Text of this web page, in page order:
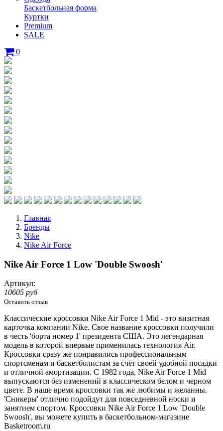
Баскетбольная форма
Куртки
Premium
SALE
0
Главная
Бренды
Nike
Nike Air Force
Nike Air Force 1 Low 'Double Swoosh'
Артикул:
10605 руб
Оставить отзыв
Классические кроссовки Nike Air Force 1 Mid - это визитная
карточка компании Nike. Свое название кроссовки получили
в честь 'борта номер 1' президента США. Это легендарная
модель в которой впервые применилась технология Air.
Кроссовки сразу же понравились профессиональным
спортсменам и баскетболистам за счёт своей удобной посадки
и отличной амортизации. С 1982 года, Nike Air Force 1 Mid
выпускаются без изменений в классическом белом и черном
цвете. В наше время кроссовки так же любимы и желанны.
'Сникеры' отлично подойдут для повседневной носки и
занятием спортом. Кроссовки Nike Air Force 1 Low 'Double
Swoosh', вы можете купить в баскетбольном-магазине
Basketroom.ru